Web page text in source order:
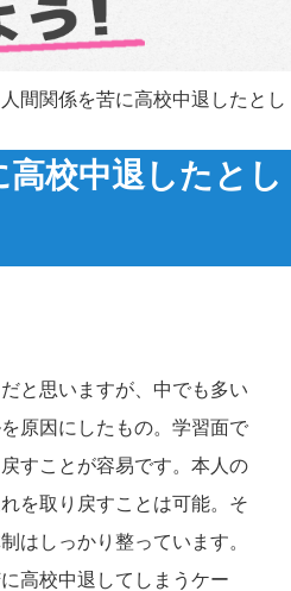
間関係を苦に高校中退したとし
高校中退したとし
と思いますが、中でも多い
原因にしたもの。学習面で
すことが容易です。本人の
を取り戻すことは可能。そ
はしっかり整っています。
高校中退してしまうケー